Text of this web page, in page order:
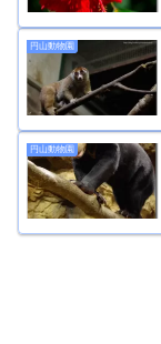
円山動物園
円山動物園